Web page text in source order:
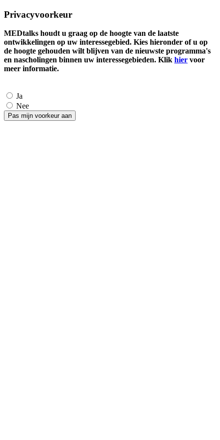
Privacyvoorkeur
MEDtalks houdt u graag op de hoogte van de laatste
ontwikkelingen op uw interessegebied. Kies hieronder of u op
de hoogte gehouden wilt blijven van de nieuwste programma's
en nascholingen binnen uw interessegebieden. Klik hier voor
meer informatie.
Ja
Nee